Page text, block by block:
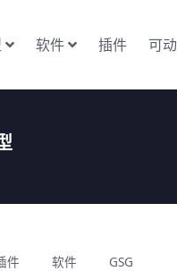
软件 插件 可
件 软件 GSG